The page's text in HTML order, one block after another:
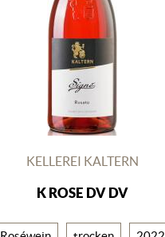
KELLEREI KALTERN
K ROSE DV DV